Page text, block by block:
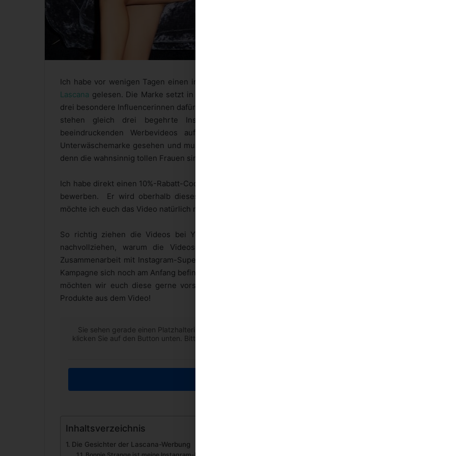
Ich habe vor wenigen Tagen einen interessanten
Lascana gelesen. Die Marke setzt in ihrer neuen Kampagne voll und ganz auf Social Media und hat
drei besondere Influencerinnen dafür engagiert. Mit Bonnie Strange, Ana Lendl und Sanne de Kramer
stehen gleich drei begehrte Instagram-Influencer vor der Kamera und zeigen sich in
beeindruckenden Werbevideos auf YouTube. Noch nie habe ich ein Werbevideo für eine
Unterwäschemarke gesehen und musste danach sofort einkaufen gehen. Die Werbung funktioniert,
denn die wahnsinnig tollen Frauen sind wunderschön in Szene gesetzt worden.
Ich habe direkt einen 10%-Rabatt-Code für Lascana gefunden und darf diesen hier auf unserem Blog
bewerben. Er wird oberhalb dieses Abschnitts angezeigt in Form eines Werbebanners. Jedoch
möchte ich euch das Video natürlich nicht vorenthalten, welches mich so umgehauen hat.
So richtig ziehen die Videos bei YouTube allerdings noch nicht und ich kann auch nicht ganz
nachvollziehen, warum die Videos auf „Nicht gelistet“ stehen. Es zeigt vielleicht, dass die
Zusammenarbeit mit Instagram-Superstars eben auch nur auf diesen Kanälen funktioniert oder die
Kampagne sich noch am Anfang befindet. Kennt ihr die drei Damen aus dem Video? Wenn nicht, dann
möchten wir euch diese gerne vorstellen. Wenn euch das schon reicht, dann findet ihr
Produkte aus dem Video!
Sie sehen gerade einen Platzhalterinhalt von
klicken Sie auf den Button unten. Bitte beachten Sie, dass dabei Daten an Drittanbieter weitergegeben
Inhaltsverzeichnis
Die Gesichter der Lascana-Werbung